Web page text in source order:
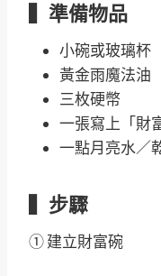
▍準備物品
小碗或玻璃杯
黃金雨魔法油
三枚硬幣
一張寫上「財
一點月亮水／
▍步驟
① 建立財富碗